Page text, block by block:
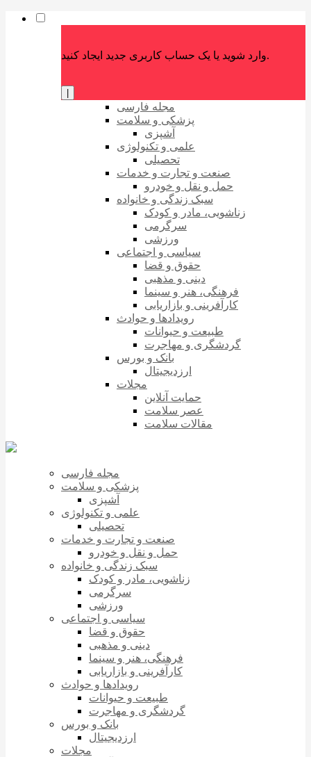
وارد شوید یا یک حساب کاربری جدید ایجاد کنید.
مجله فارسی
پزشکی و سلامت
آشپزی
علمی و تکنولوژی
تحصیلی
صنعت و تجارت و خدمات
حمل و نقل و خودرو
سبک زندگی و خانواده
زناشویی، مادر و کودک
سرگرمی
ورزشی
سیاسی و اجتماعی
حقوق و قضا
دینی و مذهبی
فرهنگی، هنر و سینما
کارآفرینی و بازاریابی
رویدادها و حوادث
طبیعت و حیوانات
گردشگری و مهاجرت
بانک و بورس
ارزدیجیتال
مجلات
حمایت آنلاین
عصر سلامت
مقالات سلامت
مجله فارسی
پزشکی و سلامت
آشپزی
علمی و تکنولوژی
تحصیلی
صنعت و تجارت و خدمات
حمل و نقل و خودرو
سبک زندگی و خانواده
زناشویی، مادر و کودک
سرگرمی
ورزشی
سیاسی و اجتماعی
حقوق و قضا
دینی و مذهبی
فرهنگی، هنر و سینما
کارآفرینی و بازاریابی
رویدادها و حوادث
طبیعت و حیوانات
گردشگری و مهاجرت
بانک و بورس
ارزدیجیتال
مجلات